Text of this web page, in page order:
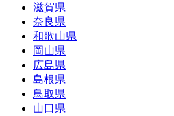
滋賀県
奈良県
和歌山県
岡山県
広島県
島根県
鳥取県
山口県